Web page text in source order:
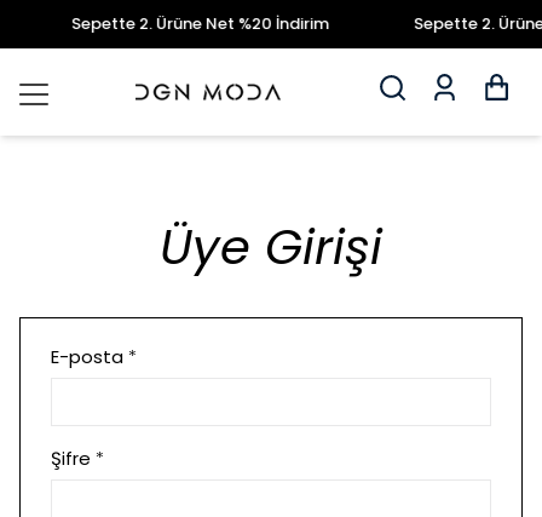
Sepette 2. Ürüne Net %20 İndirim Sepette 2.
Üye Girişi
E-posta *
Şifre *